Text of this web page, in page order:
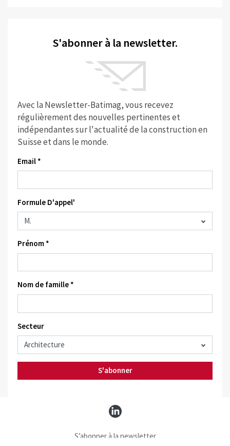
S'abonner à la newsletter.
Avec la Newsletter-Batimag, vous recevez
régulièrement des nouvelles pertinentes et
indépendantes sur l'actualité de la construction en
Suisse et dans le monde.
Email *
Formule D'appel'
Prénom *
Nom de famille *
Secteur
S'abonner
S’abonner à la newsletter